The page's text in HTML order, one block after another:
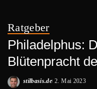
Ratgeber
Philadelphus:
Blütenpracht
Posted
stilbasis.de 2. Mai 2023